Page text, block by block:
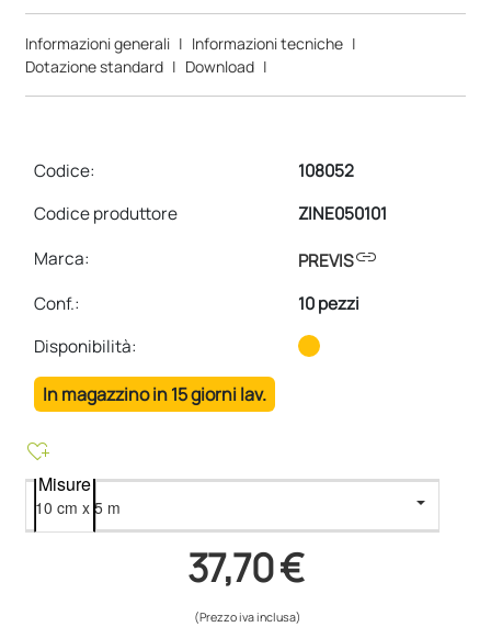
Informazioni generali | Informazioni tecniche |
Dotazione standard | Download |
Codice:
108052
Codice produttore
ZINE050101
Marca:
PREVISlink
Conf.:
10 pezzi
Disponibilità:
In magazzino in 15 giorni lav.
heart_plus
Misure
37,70 €
(Prezzo iva inclusa)